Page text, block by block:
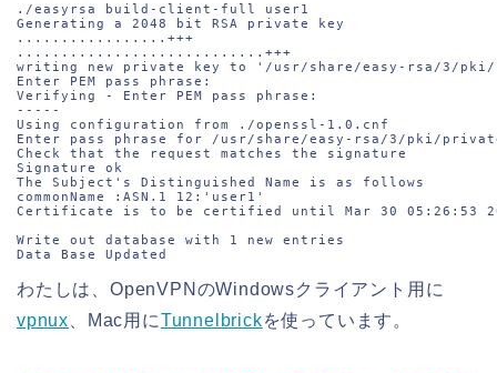
./easyrsa build-client-full user1
Generating a 2048 bit RSA private key
.................+++
............................+++
writing new private key to '/usr/share/easy-rsa/3/pki/
Enter PEM pass phrase:
Verifying - Enter PEM pass phrase:
-----
Using configuration from ./openssl-1.0.cnf
Enter pass phrase for /usr/share/easy-rsa/3/pki/
Check that the request matches the signature
Signature ok
The Subject's Distinguished Name is as follows
commonName :ASN.1 12:'user1'
Certificate is to be certified until Mar 30 05:26:53
Write out database with 1 new entries
Data Base Updated
わたしは、OpenVPNのWindowsクライアント用に
vpnux 、Mac用にTunnelbrickを使っています。